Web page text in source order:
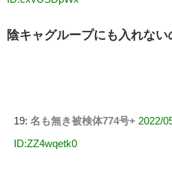
陰キャグループにも入れない
19: 名も無き被検体774号+ 2022/
ID:ZZ4wqetk0